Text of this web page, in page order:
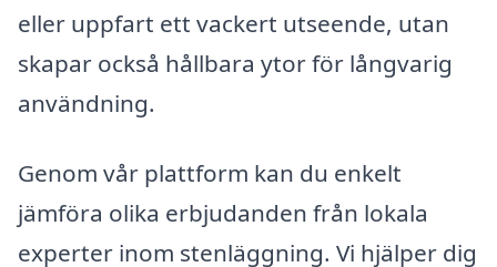
eller uppfart ett vackert utseende, utan
skapar också hållbara ytor för långvarig
användning.
Genom vår plattform kan du enkelt
jämföra olika erbjudanden från lokala
experter inom stenläggning. Vi hjälper dig